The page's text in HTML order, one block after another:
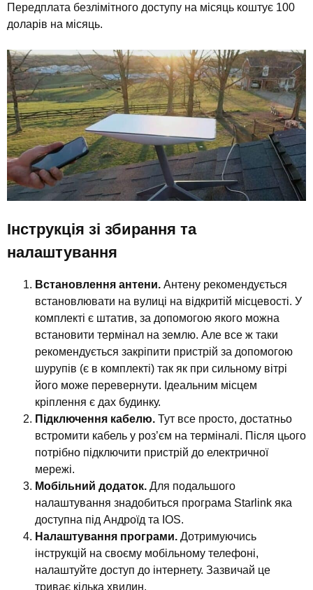
Передплата безлімітного доступу на місяць коштує 100
доларів на місяць.
Інструкція зі збирання та
налаштування
Встановлення антени. Антену рекомендується
встановлювати на вулиці на відкритій місцевості. У
комплекті є штатив, за допомогою якого можна
встановити термінал на землю. Але все ж таки
рекомендується закріпити пристрій за допомогою
шурупів (є в комплекті) так як при сильному вітрі
його може перевернути. Ідеальним місцем
кріплення є дах будинку.
Підключення кабелю. Тут все просто, достатньо
встромити кабель у роз’єм на терміналі. Після цього
потрібно підключити пристрій до електричної
мережі.
Мобільний додаток. Для подальшого
налаштування знадобиться програма Starlink яка
доступна під Андроїд та IOS.
Налаштування програми. Дотримуючись
інструкцій на своєму мобільному телефоні,
налаштуйте доступ до інтернету. Зазвичай це
триває кілька хвилин.